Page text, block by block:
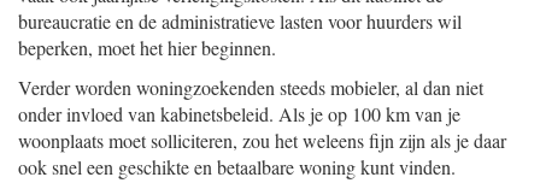
bureaucratie en de administratieve lasten voor huurders wil
beperken, moet het hier beginnen.
Verder worden woningzoekenden steeds mobieler, al dan niet
onder invloed van kabinetsbeleid. Als je op 100 km van je
woonplaats moet solliciteren, zou het weleens fijn zijn als je daar
ook snel een geschikte en betaalbare woning kunt vinden.